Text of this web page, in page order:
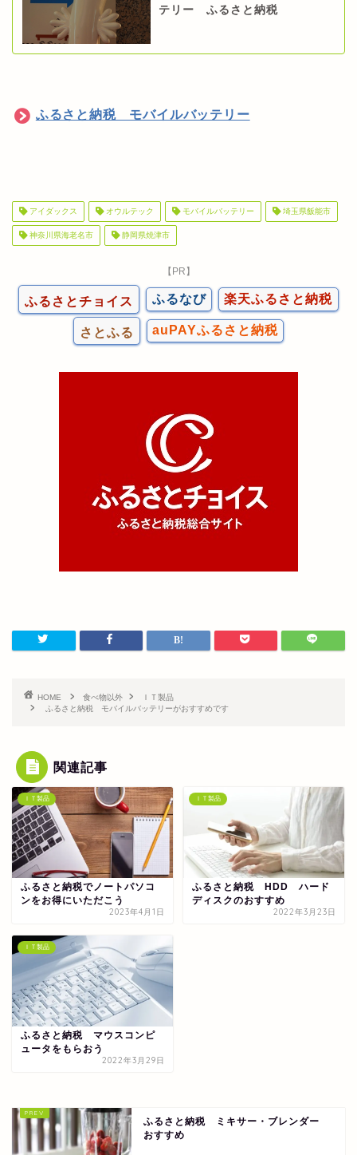
テリー ふるさと納税
ふるさと納税 モバイルバッテリー
アイダックス オウルテック モバイルバッテリー 埼玉県飯能市
神奈川県海老名市 静岡県焼津市
【PR】
ふるさとチョイス ふるなび 楽天ふるさと納税
さとふる auPAYふるさと納税
HOME 食べ物以外
ＩＴ製品
ふるさと納税 モバイルバッテリーがおすすめです
関連記事
ＩＴ製品
ふるさと納税でノートパソコ
ンをお得にいただこう
2023年4月1日
ＩＴ製品
ふるさと納税 HDD ハード
ディスクのおすすめ
2022年3月23日
ＩＴ製品
ふるさと納税 マウスコンピ
ュータをもらおう
2022年3月29日
ふるさと納税 ミキサー・ブレンダー
おすすめ